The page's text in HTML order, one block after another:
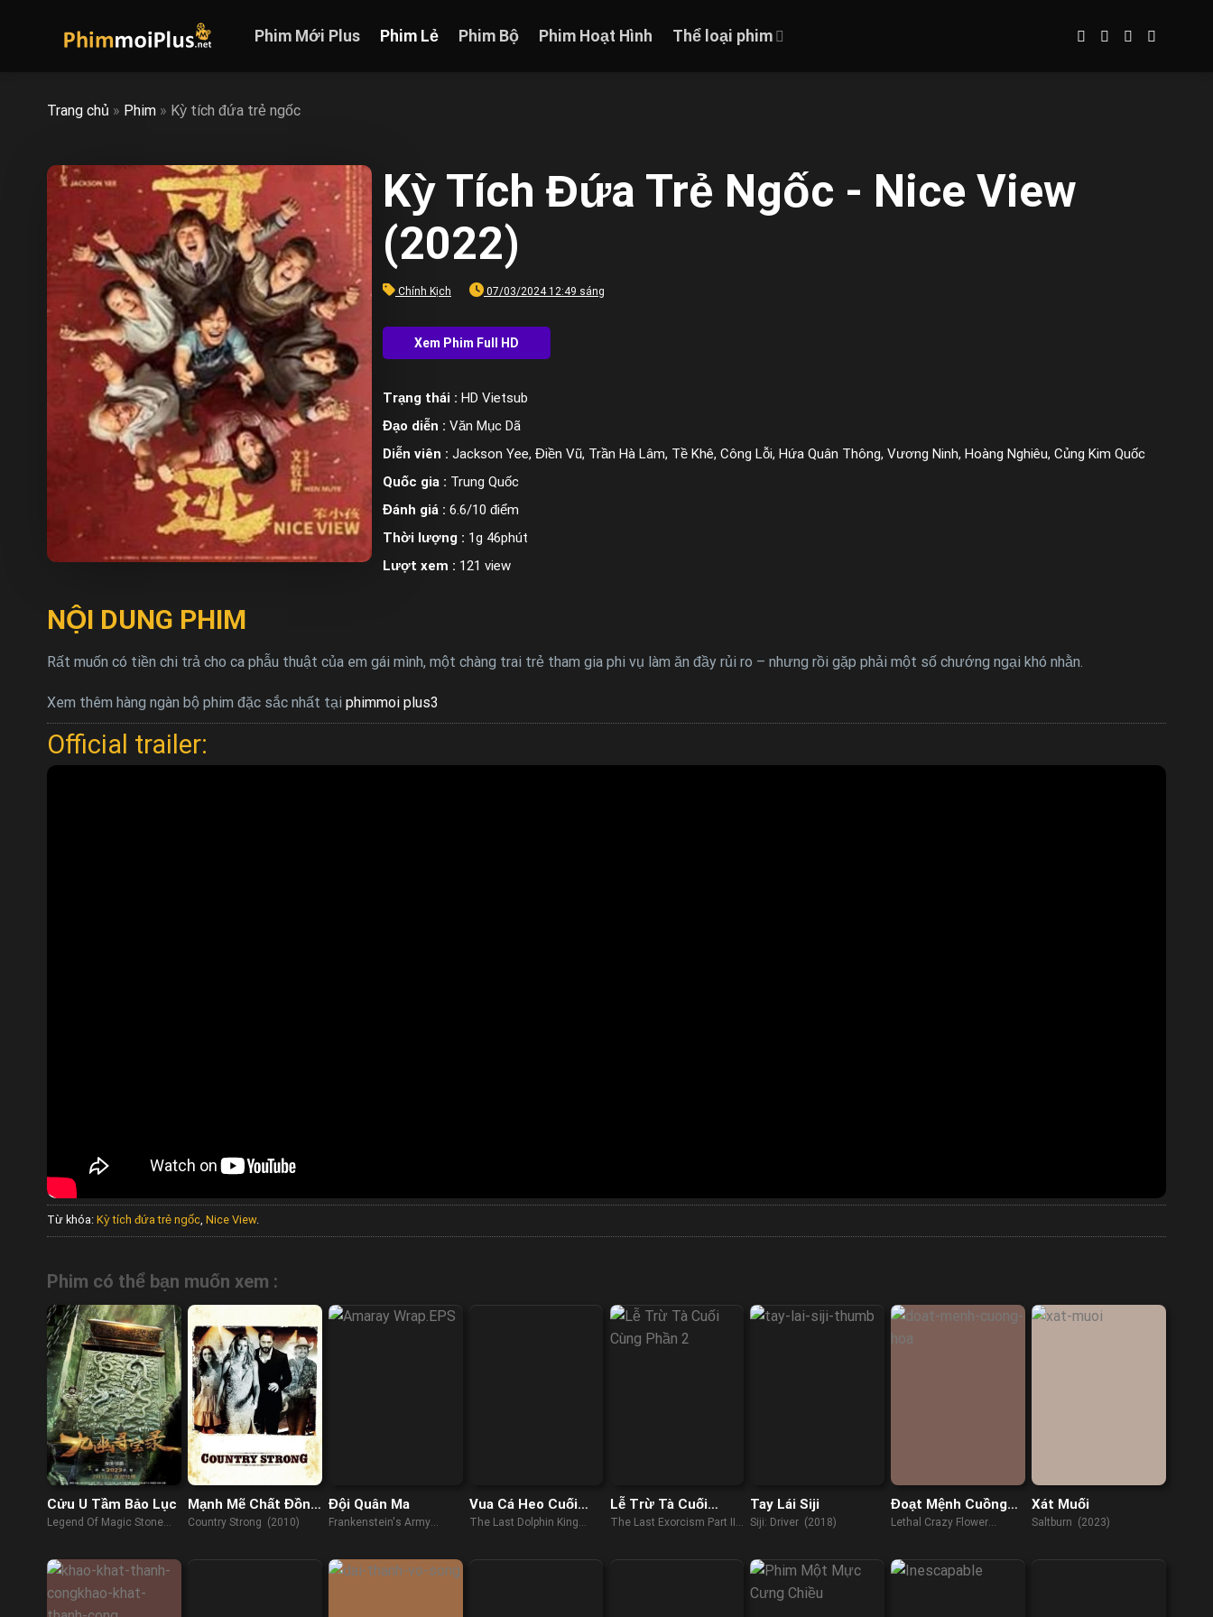
Phim Mới Plus Phim Lẻ Phim Bộ Phim Hoạt Hình Thể loại phim
Trang chủ » Phim » Kỳ tích đứa trẻ ngốc
Kỳ Tích Đứa Trẻ Ngốc - Nice View
(2022)
Chính Kịch 07/03/2024 12:49 sáng
Trạng thái : HD Vietsub
Đạo diễn : Văn Mục Dã
Diễn viên : Jackson Yee, Điền Vũ, Trần Hà Lâm, Tề Khê, Công Lỗi, Hứa Quân Thông, Vương Ninh, Hoàng Nghiêu, Củng Kim Quốc
Quốc gia : Trung Quốc
Đánh giá : 6.6/10 điểm
Thời lượng : 1g 46phút
Lượt xem : 121 view
NỘI DUNG PHIM
Rất muốn có tiền chi trả cho ca phẫu thuật của em gái mình, một chàng trai trẻ tham gia phi vụ làm ăn đầy rủi ro – nhưng rồi gặp phải một số chướng ngại khó nhằn.
Xem thêm hàng ngàn bộ phim đặc sắc nhất tại phimmoi plus3
Official trailer:
Từ khóa: Kỳ tích đứa trẻ ngốc Nice View.
Phim có thể bạn muốn xem :
Cửu U Tầm Bảo Lục
Legend Of Magic Stone
Mạnh Mẽ Chất Đồng
Quê
Country Strong (2010)
Đội Quân Ma
Frankenstein's Army
Vua Cá Heo Cuối
Cùng
The Last Dolphin King
Lễ Trừ Tà Cuối
Cùng: Phần 2
The Last Exorcism Part II
Tay Lái Siji
Siji: Driver (2018)
Đoạt Mệnh Cuồng
Hoa
Lethal Crazy Flower
Xát Muối
Saltburn (2023)